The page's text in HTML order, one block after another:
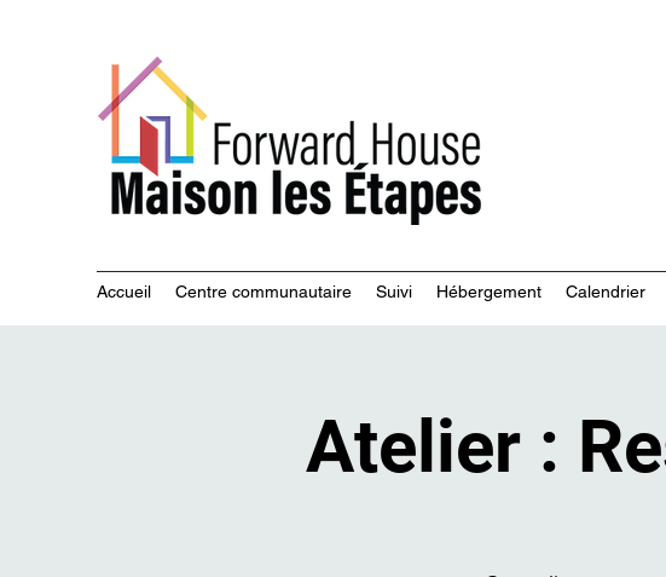
Accueil Centre communautaire Suivi Hébergement Calendrier
Atelier :